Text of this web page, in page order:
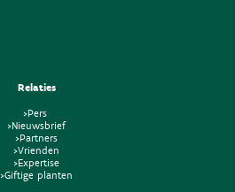
Relaties
>Pers
>Nieuwsbrief
>Partners
>Vrienden
>Expertise
>Giftige planten